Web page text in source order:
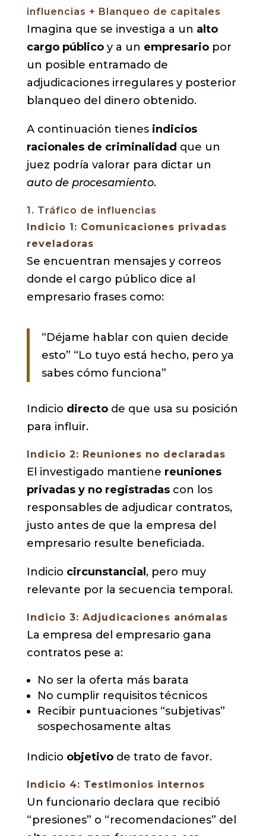
influencias + Blanqueo de capitales
Imagina que se investiga a un alto
cargo públicoy a un empresariopor
un posible entramado de
adjudicaciones irregulares y posterior
blanqueo del dinero obtenido.
A continuación tienes indicios
racionales de criminalidad que un
juez podría valorar para dictar un
auto de procesamiento.
1. Tráfico de influencias
Indicio 1: Comunicaciones privadas
reveladoras
Se encuentran mensajes y correos
donde el cargo público dice al
empresario frases como:
“Déjame hablar con quien decide
esto” “Lo tuyo está hecho, pero ya
sabes cómo funciona”
Indicio directode que usa su posición
para influir.
Indicio 2: Reuniones no declaradas
El investigado mantiene reuniones
privadas y no registradascon los
responsables de adjudicar contratos,
justo antes de que la empresa del
empresario resulte beneficiada.
Indicio circunstancial , pero muy
relevante por la secuencia temporal.
Indicio 3: Adjudicaciones anómalas
La empresa del empresario gana
contratos pese a:
No ser la oferta más barata
No cumplir requisitos técnicos
Recibir puntuaciones “subjetivas”
sospechosamente altas
Indicio objetivode trato de favor.
Indicio 4: Testimonios internos
Un funcionario declara que recibió
“presiones” o “recomendaciones” del